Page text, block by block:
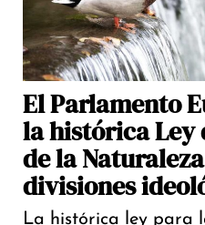
El Parlamento
la histórica Ley
de la
divisiones
La histórica ley para